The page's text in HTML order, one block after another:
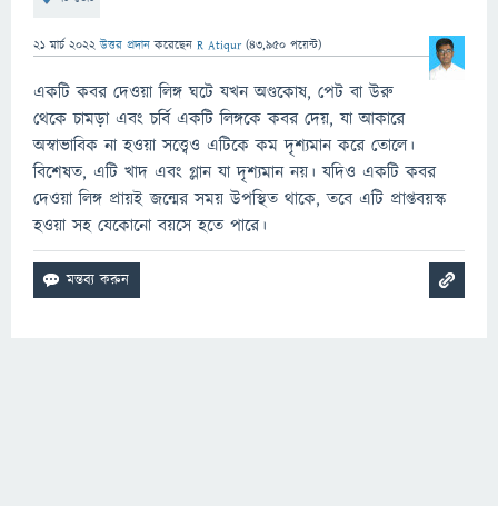
21 মার্চ 2022 উত্তর প্রদান করেছেন R Atiqur (43,950 পয়েন্ট)
একটি কবর দেওয়া লিঙ্গ ঘটে যখন অণ্ডকোষ, পেট বা উরু
থেকে চামড়া এবং চর্বি একটি লিঙ্গকে কবর দেয়, যা আকারে
অস্বাভাবিক না হওয়া সত্ত্বেও এটিকে কম দৃশ্যমান করে তোলে।
বিশেষত, এটি খাদ এবং গ্লান যা দৃশ্যমান নয়। যদিও একটি কবর
দেওয়া লিঙ্গ প্রায়ই জন্মের সময় উপস্থিত থাকে, তবে এটি প্রাপ্তবয়স্ক
হওয়া সহ যেকোনো বয়সে হতে পারে।